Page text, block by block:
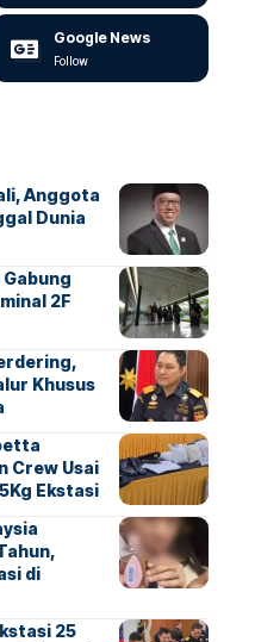
Google News
Follow
Anggota
Dunia
2F
Khusus
Crew Usai
Ekstasi
di
25